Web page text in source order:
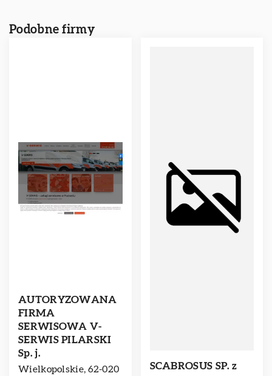
Podobne firmy
AUTORYZOWANA
FIRMA
SERWISOWA V-
SERWIS PILARSKI
Sp. j.
Wielkopolskie, 62-020
SCABROSUS SP. z